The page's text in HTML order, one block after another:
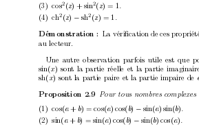
(3) cos2 (z) + sin2(z) = 1
(4) ch2 (z) − sh2 (z) = 1 .
Démonstration :
La vériﬁcation de ces
au lecteur.
Une autre observation parfois utile est que p
sin(x)sont la partie réelle et la partie
sh( x) sont la partie paire et la partie impaire de
Proposition 2.9 Pour tous nombres complexes
(1) cos(a+ b) = cos(a) cos(b) − sin(a) sin(b)
(2) sin( a+ b) = sin(a) cos( b) − sin(b) cos(a)